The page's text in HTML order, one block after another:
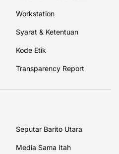
Workstation
Syarat & Ketentuan
Kode Etik
Transparency Report
Seputar Barito Utara
Media Sama Itah